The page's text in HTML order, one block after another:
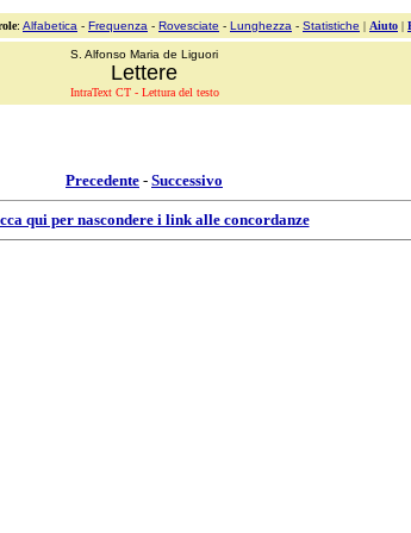
: Alfabetica - Frequenza - Rovesciate - Lunghezza - Statistiche | Aiuto |
S. Alfonso Maria de Liguori
Lettere
IntraText CT - Lettura del testo
Precedente - Successivo
qui per nascondere i link alle concordanze